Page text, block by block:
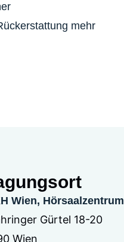
mehr
Wien, Hörsaalzentrum
Gürtel 18-20
Wien